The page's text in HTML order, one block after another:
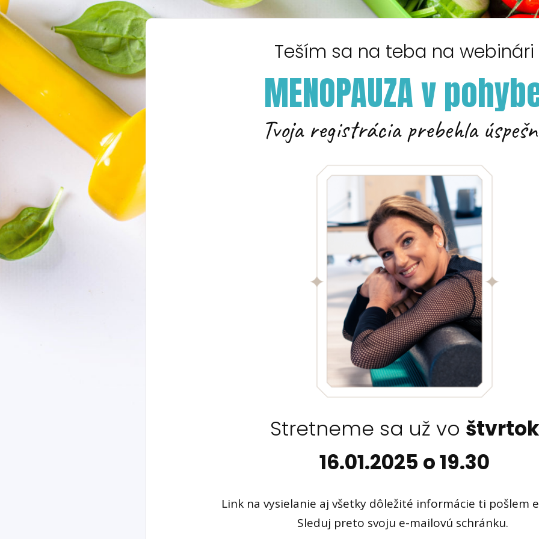
Teším sa na teba na webinári
MENOPAUZA v
Tvoja registrácia prebehla
Stretneme sa už vo štvrtok
16.01.2025 o 19.30
Link na vysielanie aj všetky dôležité informácie ti pošlem
Sleduj preto svoju e-mailovú schránku.